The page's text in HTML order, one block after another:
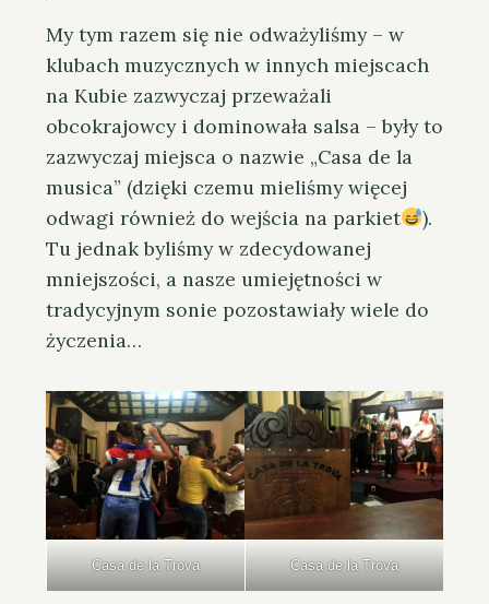
My tym razem się nie odważyliśmy – w
klubach muzycznych w innych miejscach
na Kubie zazwyczaj przeważali
obcokrajowcy i dominowała salsa – były to
zazwyczaj miejsca o nazwie „Casa de la
musica” (dzięki czemu mieliśmy więcej
odwagi również do wejścia na parkiet
).
Tu jednak byliśmy w zdecydowanej
mniejszości, a nasze umiejętności w
tradycyjnym sonie pozostawiały wiele do
życzenia…
Casa de la Trova Casa de la Trova